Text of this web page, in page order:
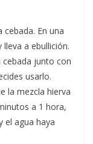
En una
a ebullición.
cebada junto con
usarlo.
la mezcla hierva
a 1 hora,
el agua haya